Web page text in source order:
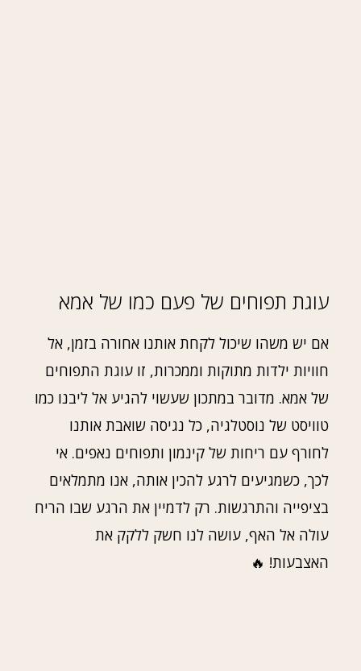
עוגת תפוחים של פעם כמו של אמא
אם יש משהו שיכול לקחת אותנו אחורה בזמן, אל
חוויות ילדות מתוקות וממכרות, זו עוגת התפוחים
של אמא. מדובר במתכון שעשוי להגיע אל ליבנו כמו
טוויסט של נוסטלגיה, כל נגיסה שואבת אותנו
לחורף עם ריחות של קינמון ותפוחים נאפים. אי
לכך, כשמגיעים לרגע להכין אותה, אנו מתמלאים
בציפייה והתרגשות. רק לדמיין את הרגע שבו הריח
עולה אל האף, עושה לנו חשק ללקק את
האצבעות! 🔥